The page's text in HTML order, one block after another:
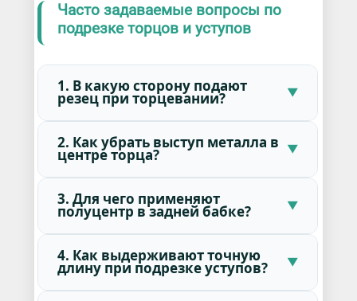
Часто задаваемые вопросы по
подрезке торцов и уступов
1. В какую сторону подают
резец при торцевании?
2. Как убрать выступ металла в
центре торца?
3. Для чего применяют
полуцентр в задней бабке?
4. Как выдерживают точную
длину при подрезке уступов?